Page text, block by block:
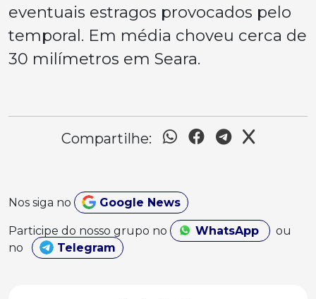
eventuais estragos provocados pelo
temporal. Em média choveu cerca de
30 milímetros em Seara.
Compartilhe:
Nos siga no Google News
Participe do nosso grupo no WhatsApp
ou
no
Telegram